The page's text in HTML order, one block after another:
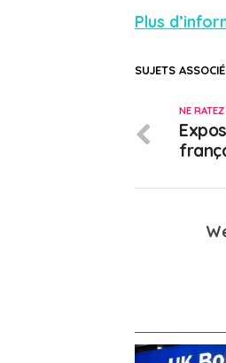
Plus
SUJETS
NE